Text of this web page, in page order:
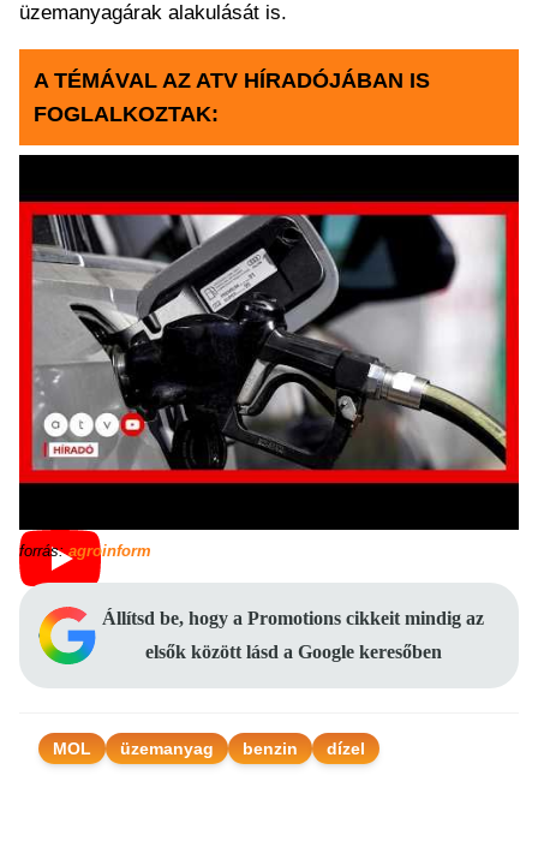
üzemanyagárak alakulását is.
A TÉMÁVAL AZ ATV HÍRADÓJÁBAN IS
FOGLALKOZTAK:
forrás:agroinform
Állítsd be, hogy a Promotions cikkeit mindig az
elsők között lásd a Google keresőben
MOL üzemanyag benzin dízel